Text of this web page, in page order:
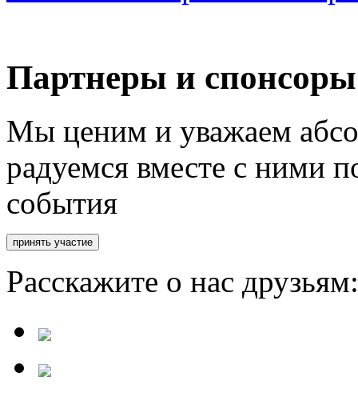
Партнеры и спонсоры
Мы ценим и уважаем
радуемся вместе с ними
события
Расскажите о нас